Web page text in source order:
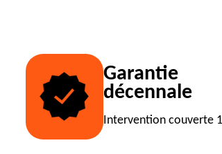
Garantie
décennale
Intervention couverte